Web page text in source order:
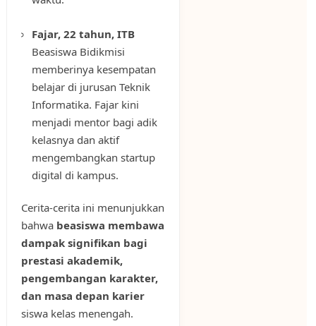
Fajar, 22 tahun, ITB
Beasiswa Bidikmisi
memberinya kesempatan
belajar di jurusan Teknik
Informatika. Fajar kini
menjadi mentor bagi adik
kelasnya dan aktif
mengembangkan startup
digital di kampus.
Cerita-cerita ini menunjukkan
bahwa beasiswa membawa
dampak signifikan bagi
prestasi akademik,
pengembangan karakter,
dan masa depan karier
siswa kelas menengah.